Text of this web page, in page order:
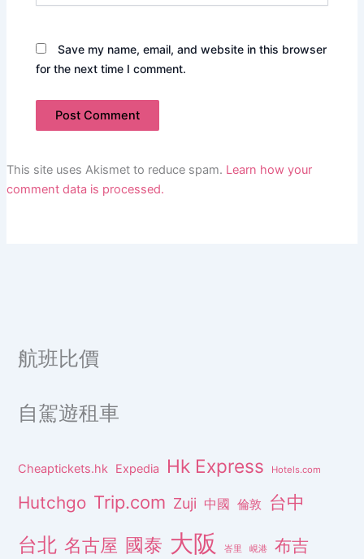
Save my name, email, and website in this browser
for the next time I comment.
This site uses Akismet to reduce spam. Learn how your
comment data is processed.
航班比價
自駕遊租車
Cheaptickets.hk Expedia Hk Express Hotels.com
Hutchgo Trip.com Zuji 中國 倫敦 台中
台北 名古屋 國泰 大阪 峇里 峴港 布吉